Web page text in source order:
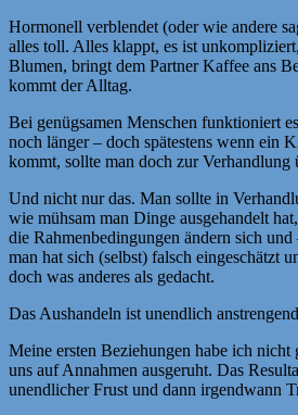
Hormonell verblendet (oder wie andere
alles toll. Alles klappt, es ist
Blumen, bringt dem Partner Kaffee ans
kommt der Alltag.
Bei genügsamen Menschen funktioniert
noch länger – doch spätestens wenn ein
kommt, sollte man doch zur Verhandlung
Und nicht nur das. Man sollte in
wie mühsam man Dinge ausgehandelt
die Rahmenbedingungen ändern sich
man hat sich (selbst) falsch eingeschätzt
doch was anderes als gedacht.
Das Aushandeln ist unendlich
Meine ersten Beziehungen habe ich
uns auf Annahmen ausgeruht. Das
unendlicher Frust und dann irgendwann